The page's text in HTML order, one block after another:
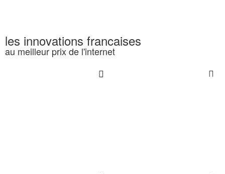
les innovations francaises
au meilleur prix de l'internet